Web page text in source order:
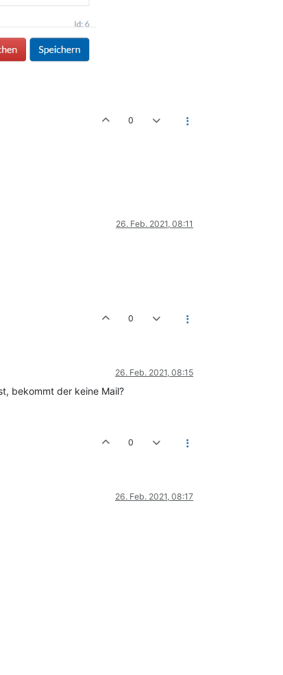
0
26. Feb. 2021, 08:11
0
26. Feb. 2021, 08:15
bekommt der keine Mail?
0
26. Feb. 2021, 08:17